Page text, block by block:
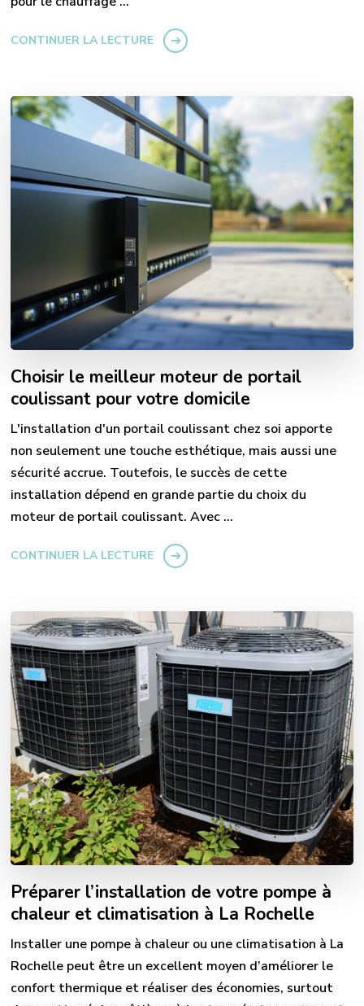
CONTINUER LA LECTURE
Choisir le meilleur moteur de portail
coulissant pour votre domicile
L'installation d'un portail coulissant chez soi apporte
non seulement une touche esthétique, mais aussi une
sécurité accrue. Toutefois, le succès de cette
installation dépend en grande partie du choix du
moteur de portail coulissant. Avec …
CONTINUER LA LECTURE
Préparer l’installation de votre pompe à
chaleur et climatisation à La Rochelle
Installer une pompe à chaleur ou une climatisation à La
Rochelle peut être un excellent moyen d’améliorer le
confort thermique et réaliser des économies, surtout